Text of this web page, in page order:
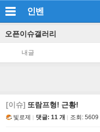
인벤
오픈이슈갤러리
내글
[이슈] 또람프형! 근황!
빛로제 댓글: 11 개 조회: 5609